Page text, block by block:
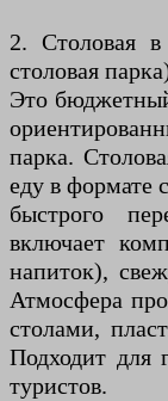
2. Столовая в
столовая
Это
парка.
еду в формате
быстрого
включает
напиток),
Атмосфера
столами,
Подходит для
туристов.